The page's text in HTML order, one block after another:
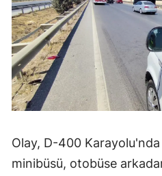
Olay, D-400
minibüsü, otobüse